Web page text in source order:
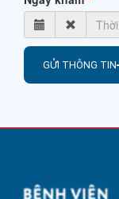
GỬI THÔNG TIN